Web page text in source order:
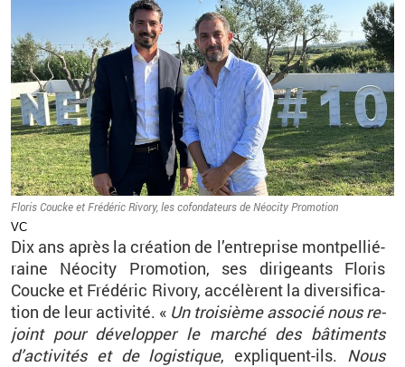
Flo­ris Coucke et Fré­dé­ric Ri­vory, les co­fon­da­teurs de Néo­city Pro­mo­tion
VC
Dix ans après la créa­tion de l’en­tre­prise mont­pel­lié­
raine Néo­city Pro­mo­tion, ses di­ri­geants Flo­ris
Coucke et Fré­dé­ric Ri­vory, ac­cé­lèrent la di­ver­si­fi­ca­
tion de leur ac­ti­vité. « Un troi­sièmeas­so­ciénous re­
joint pour dé­ve­lop­per le mar­ché des bâ­ti­ments
d’ac­ti­vi­tés et de lo­gis­tique, ex­pliquent-ils. Nous